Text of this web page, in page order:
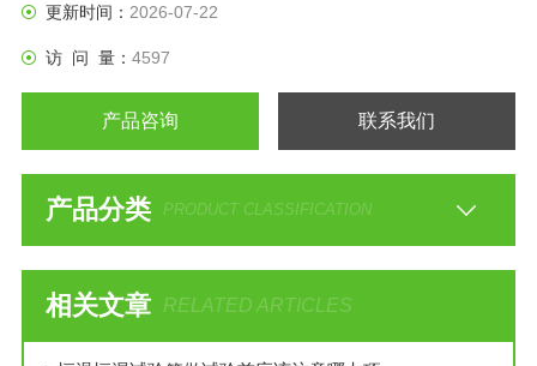
更新时间： 2026-07-22
访 问 量： 4597
产品咨询 联系我们
产品分类 PRODUCT CLASSIFICATION
相关文章 RELATED ARTICLES